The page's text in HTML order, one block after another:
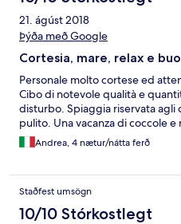
21. ágúst 2018
Þýða með Google
Cortesia, mare, relax e
Personale molto cortese ed
Cibo di notevole qualità e
disturbo. Spiaggia riservata agli
pulito. Una vacanza di coccole e
Andrea, 4 nætur/nátta ferð
Staðfest umsögn
10/10 Stórkostlegt